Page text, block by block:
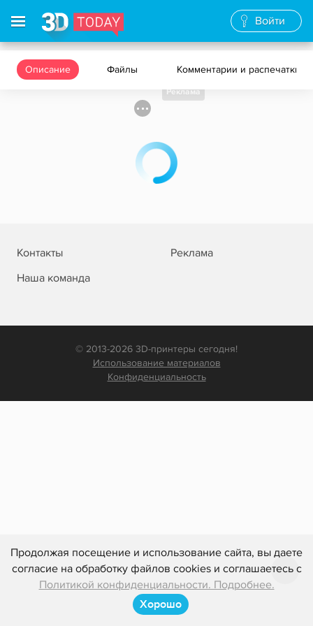
Продолжая посещение и использование сайта, вы даете
согласие на обработку файлов cookies и соглашаетесь с
Политикой конфиденциальности. Подробнее.
Хорошо
Войти
Описание Файлы Комментарии и распечатки
Реклама
Контакты
Реклама
Наша команда
© 2013-2026 3D-принтеры сегодня!
Использование материалов
Конфиденциальность